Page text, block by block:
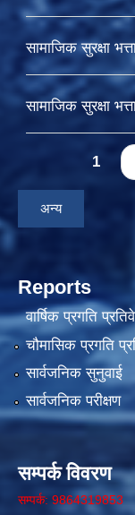
सामाजिक सुरक्षा
सामाजिक सुरक्षा
Pages1
अन्य
Reports
वार्षिक प्रगति
चौमासिक प्रगति
सार्वजनिक सुनुवाई
सार्वजनिक परीक्षण
सम्पर्क विवरण
सम्पर्क: 9864319853